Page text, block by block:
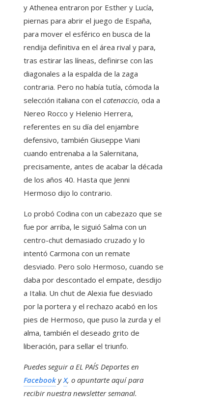
y Athenea entraron por Esther y Lucía,
piernas para abrir el juego de España,
para mover el esférico en busca de la
rendija definitiva en el área rival y para,
tras estirar las líneas, definirse con las
diagonales a la espalda de la zaga
contraria. Pero no había tutía, cómoda la
selección italiana con el catenaccio, oda a
Nereo Rocco y Helenio Herrera,
referentes en su día del enjambre
defensivo, también Giuseppe Viani
cuando entrenaba a la Salernitana,
precisamente, antes de acabar la década
de los años 40. Hasta que Jenni
Hermoso dijo lo contrario.
Lo probó Codina con un cabezazo que se
fue por arriba, le siguió Salma con un
centro-chut demasiado cruzado y lo
intentó Carmona con un remate
desviado. Pero solo Hermoso, cuando se
daba por descontado el empate, desdijo
a Italia. Un chut de Alexia fue desviado
por la portera y el rechazo acabó en los
pies de Hermoso, que puso la zurda y el
alma, también el deseado grito de
liberación, para sellar el triunfo.
Puedes seguir a EL PAÍS Deportes en
Facebook yX, o apuntarte aquí para
recibirnuestra newsletter semanal.